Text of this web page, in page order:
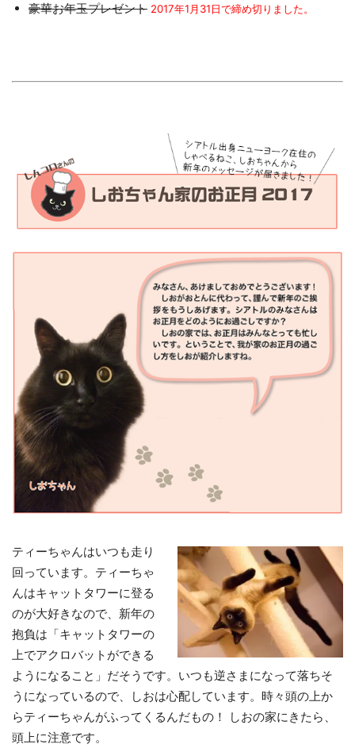
豪華お年玉プレゼント 2017年1月31日で締め切りました。
ティーちゃんはいつも走り
回っています。ティーちゃ
んはキャットタワーに登る
のが大好きなので、新年の
抱負は「キャットタワーの
上でアクロバットができる
ようになること」だそうです。いつも逆さまになって落ちそ
うになっているので、しおは心配しています。時々頭の上か
らティーちゃんがふってくるんだもの！ しおの家にきたら、
頭上に注意です。